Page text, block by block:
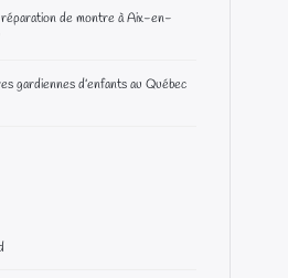
de montre à Aix-en-
gardiennes d’enfants au Québec